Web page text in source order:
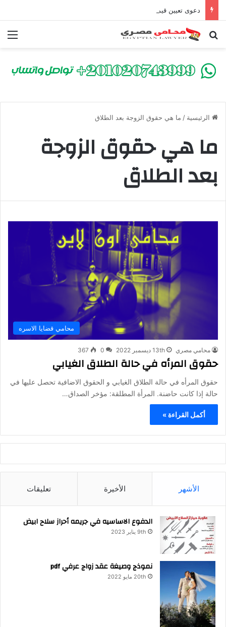
بحث عن
الرئيسية / ما هي حقوق الزوجة بعد الطلاق
ما هي حقوق الزوجة
بعد الطلاق
محامي قضايا الاسره
محامي مصري 13th ديسمبر 2022 0
367
حقوق المرأه في حالة الطلاق الغيابي
حقوق المرأه في حالة الطلاق الغيابي و الحقوق الاضافية تحصل عليها في
حالة إذا كانت حاضنة. المرأة المطلقة: مؤخر الصداق…
أكمل القراءة »
الأشهر الأخيرة تعليقات
الدفوع الاساسيه في جريمه أحراز سلاح ابيض
9th يناير 2023
نموذج وصيغة عقد زواج عرفي pdf
20th مايو 2022